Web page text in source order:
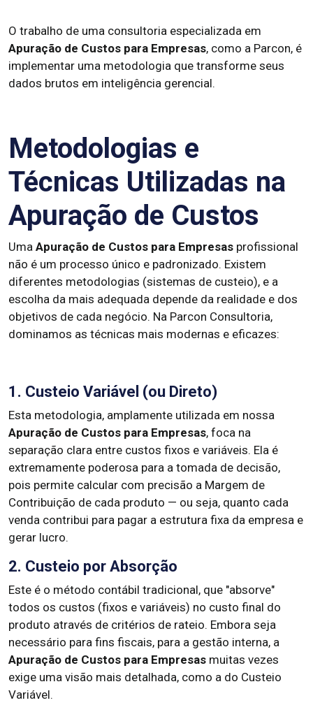
O trabalho de uma consultoria especializada em
Apuração de Custos para Empresas, como a Parcon, é
implementar uma metodologia que transforme seus
dados brutos em inteligência gerencial.
Metodologias e
Técnicas Utilizadas na
Apuração de Custos
Uma Apuração de Custos para Empresas profissional
não é um processo único e padronizado. Existem
diferentes metodologias (sistemas de custeio), e a
escolha da mais adequada depende da realidade e dos
objetivos de cada negócio. Na Parcon Consultoria,
dominamos as técnicas mais modernas e eficazes:
1. Custeio Variável (ou Direto)
Esta metodologia, amplamente utilizada em nossa
Apuração de Custos para Empresas, foca na
separação clara entre custos fixos e variáveis. Ela é
extremamente poderosa para a tomada de decisão,
pois permite calcular com precisão a Margem de
Contribuição de cada produto — ou seja, quanto cada
venda contribui para pagar a estrutura fixa da empresa e
gerar lucro.
2. Custeio por Absorção
Este é o método contábil tradicional, que "absorve"
todos os custos (fixos e variáveis) no custo final do
produto através de critérios de rateio. Embora seja
necessário para fins fiscais, para a gestão interna, a
Apuração de Custos para Empresas muitas vezes
exige uma visão mais detalhada, como a do Custeio
Variável.